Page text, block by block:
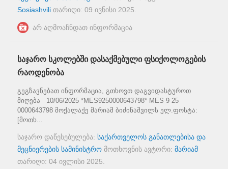
Sosiashvili თარიღი: 09 ივნისი 2025
არ აღმოაჩნდათ ინფორმაცია
საჯარო სკოლებში დასაქმებული ფსიქოლოგების
რაოდენობა
გეგზავნებათ ინფორმაცია, გთხოვთ დაგვიდასტუროთ
მიღება 10/06/2025 *MES9250000643798* MES 9 25
0000643798 მოქალაქე მარიამ ბიძინაშვილს ელ.ფოსტა:
[მოთხ...
საჯარო დაწესებულება: საქართველოს განათლებისა და
მეცნიერების სამინისტრო მოთხოვნის ავტორი: მარიამ
თარიღი: 04 ივლისი 2025